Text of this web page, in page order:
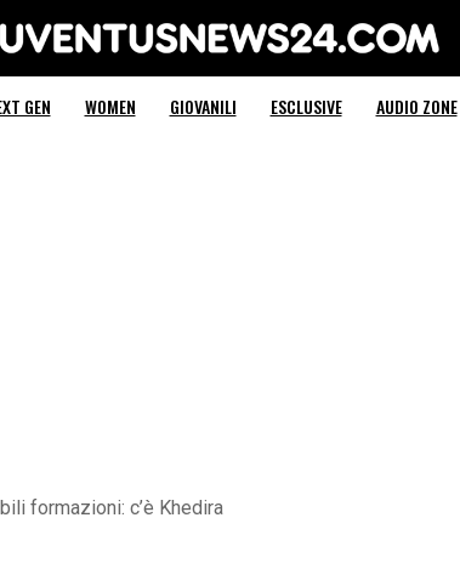
Juventus News 24
GEN WOMEN GIOVANILI ESCLUSIVE AUDIO ZONE
formazioni: c’è Khedira